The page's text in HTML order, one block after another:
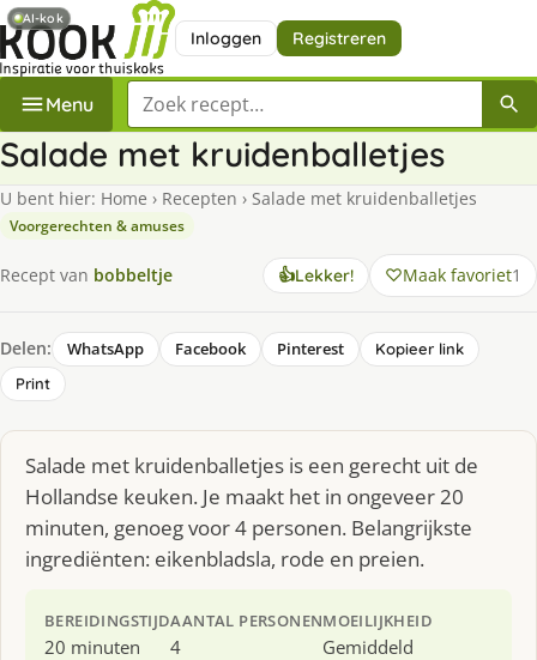
Inloggen Registreren
Menu Zoek een recept
Salade met kruidenballetjes
U bent hier: Home › Recepten › Salade met kruidenballetjes
Voorgerechten & amuses
Recept van bobbeltje 👍Lekker! Maak favoriet1
Delen: WhatsApp Facebook Pinterest
Kopieer link
Print
Salade met kruidenballetjes is een gerecht uit de
Hollandse keuken. Je maakt het in ongeveer 20
minuten, genoeg voor 4 personen. Belangrijkste
ingrediënten: eikenbladsla, rode en preien.
BEREIDINGSTIJD
20 minuten
AANTAL PERSONEN
4
MOEILIJKHEID
Gemiddeld
AI-kok